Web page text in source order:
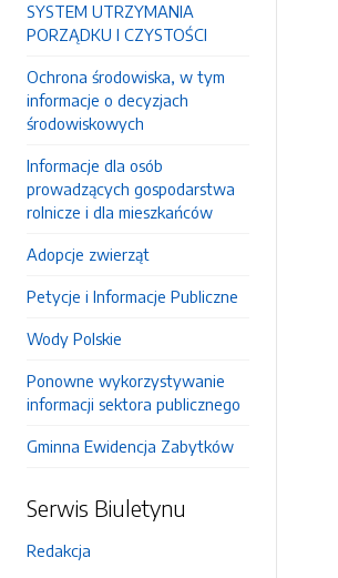
SYSTEM UTRZYMANIA
PORZĄDKU I CZYSTOŚCI
Ochrona środowiska, w tym
informacje o decyzjach
środowiskowych
Informacje dla osób
prowadzących gospodarstwa
rolnicze i dla mieszkańców
Adopcje zwierząt
Petycje i Informacje Publiczne
Wody Polskie
Ponowne wykorzystywanie
informacji sektora publicznego
Gminna Ewidencja Zabytków
Serwis Biuletynu
Redakcja